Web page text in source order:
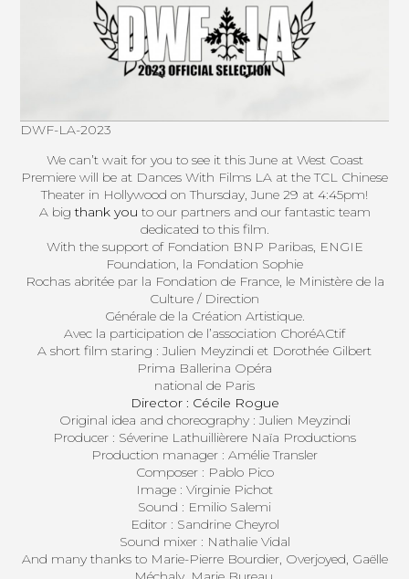
DWF-LA-2023
We canʼt wait for you to see it this June at West Coast
Premiere will be at Dances With Films LA at the TCL Chinese
Theater in Hollywood on Thursday, June 29 at 4:45pm!
A bigthank you to our partners and our fantastic team
dedicated to this film.
With the support of Fondation BNP Paribas, ENGIE
Foundation, la Fondation Sophie
Rochas abritée par la Fondation de France, le Ministère de la
Culture / Direction
Générale de la Création Artistique.
Avec la participation de l’association ChoréACtif
A short film staring : Julien Meyzindi et Dorothée Gilbert
Prima Ballerina Opéra
national de Paris
Director : Cécile Rogue
Original idea and choreography : Julien Meyzindi
Producer : Séverine Lathuillièrere Naïa Productions
Production manager : Amélie Transler
Composer : Pablo Pico
Image : Virginie Pichot
Sound : Emilio Salemi
Editor : Sandrine Cheyrol
Sound mixer : Nathalie Vidal
And many thanks to Marie-Pierre Bourdier, Overjoyed, Gaëlle